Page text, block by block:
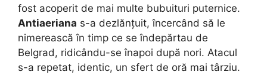
fost acoperit de mai multe bubuituri puternice.
Antiaeriana s-a dezlănțuit, încercând să le
nimerească în timp ce se îndepărtau de
Belgrad, ridicându-se înapoi după nori. Atacul
s-a repetat, identic, un sfert de oră mai târziu.